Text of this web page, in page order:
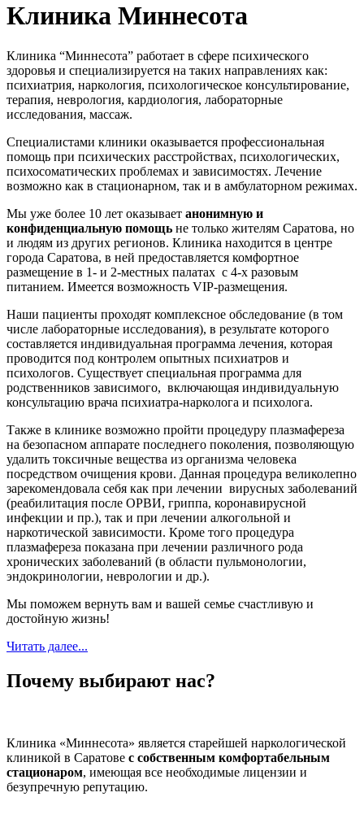
Клиника Миннесота
Клиника “Миннесота” работает в сфере психического
здоровья и специализируется на таких направлениях как:
психиатрия, наркология, психологическое консультирование,
терапия, неврология, кардиология, лабораторные
исследования, массаж.
Специалистами клиники оказывается профессиональная
помощь при психических расстройствах, психологических,
психосоматических проблемах и зависимостях. Лечение
возможно как в стационарном, так и в амбулаторном режимах.
Мы уже более 10 лет оказывает анонимную и
конфиденциальную помощь не только жителям Саратова, но
и людям из других регионов. Клиника находится в центре
города Саратова, в ней предоставляется комфортное
размещение в 1- и 2-местных палатах с 4-х разовым
питанием. Имеется возможность VIP-размещения.
Наши пациенты проходят комплексное обследование (в том
числе лабораторные исследования), в результате которого
составляется индивидуальная программа лечения, которая
проводится под контролем опытных психиатров и
психологов. Существует специальная программа для
родственников зависимого, включающая индивидуальную
консультацию врача психиатра-нарколога и психолога.
Также в клинике возможно пройти процедуру плазмафереза
на безопасном аппарате последнего поколения, позволяющую
удалить токсичные вещества из организма человека
посредством очищения крови. Данная процедура великолепно
зарекомендовала себя как при лечении вирусных заболеваний
(реабилитация после ОРВИ, гриппа, коронавирусной
инфекции и пр.), так и при лечении алкогольной и
наркотической зависимости. Кроме того процедура
плазмафереза показана при лечении различного рода
хронических заболеваний (в области пульмонологии,
эндокринологии, неврологии и др.).
Мы поможем вернуть вам и вашей семье счастливую и
достойную жизнь!
Читать далее...
Почему выбирают нас?
Клиника «Миннесота» является старейшей наркологической
клиникой в Саратове с собственным комфортабельным
стационаром, имеющая все необходимые лицензии и
безупречную репутацию.